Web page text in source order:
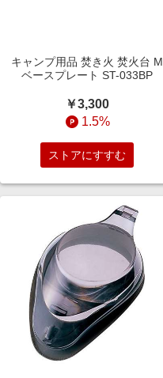
キャンプ用品 焚き火 焚火台 M
ベースプレート ST-033BP
￥3,300
1.5%
ストアにすすむ